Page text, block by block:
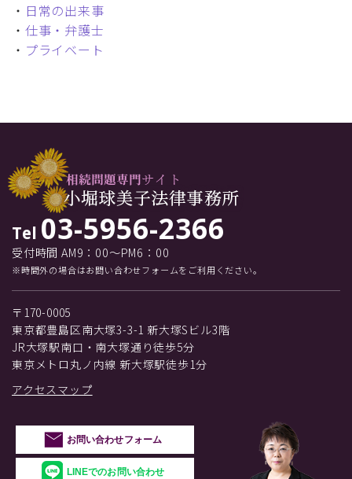
・ 日常の出来事
・ 仕事・弁護士
・ プライベート
Tel 03-5956-2366
受付時間 AM9：00～PM6：00
※時間外の場合はお問い合わせフォームをご利用ください。
〒170-0005
東京都豊島区南大塚3-3-1 新大塚Sビル3階
JR大塚駅南口・南大塚通り徒歩5分
東京メトロ丸ノ内線 新大塚駅徒歩1分
アクセスマップ
お問い合わせフォーム
LINEでのお問い合わせ